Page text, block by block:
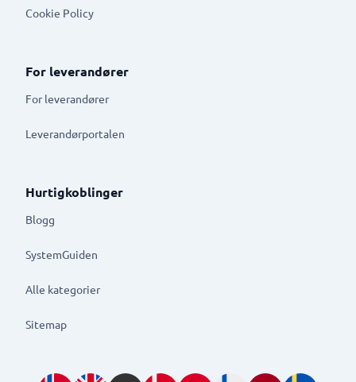
Cookie Policy
For leverandører
For leverandører
Leverandørportalen
Hurtigkoblinger
Blogg
SystemGuiden
Alle kategorier
Sitemap